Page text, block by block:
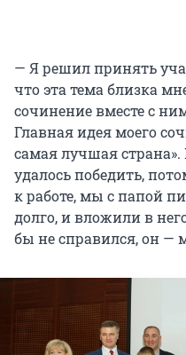
— Я решил принять
что эта тема близка
сочинение вместе с
Главная идея моего
самая лучшая
удалось победить,
к работе, мы с папой
долго, и вложили в
бы не справился, он —